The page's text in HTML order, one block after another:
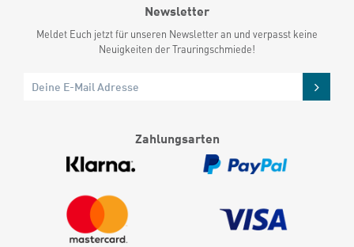
Newsletter
Meldet Euch jetzt für unseren Newsletter an und verpasst keine
Neuigkeiten der Trauringschmiede!
Zahlungsarten